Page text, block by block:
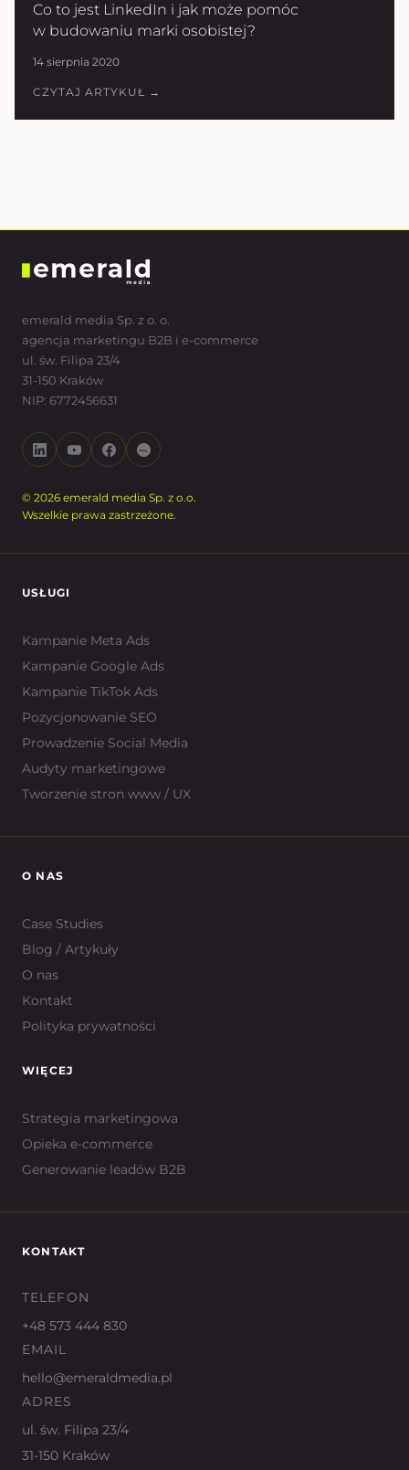
Co to jest LinkedIn i jak może pomóc
w budowaniu marki osobistej?
14 sierpnia 2020
CZYTAJ ARTYKUŁ →
emerald media Sp. z o. o.
agencja marketingu B2B i e-commerce
ul. św. Filipa 23/4
31-150 Kraków
NIP: 6772456631
© 2026 emerald media Sp. z o.o.
Wszelkie prawa zastrzeżone.
USŁUGI
Kampanie Meta Ads
Kampanie Google Ads
Kampanie TikTok Ads
Pozycjonowanie SEO
Prowadzenie Social Media
Audyty marketingowe
Tworzenie stron www / UX
O NAS
Case Studies
Blog / Artykuły
O nas
Kontakt
Polityka prywatności
WIĘCEJ
Strategia marketingowa
Opieka e-commerce
Generowanie leadów B2B
KONTAKT
TELEFON
+48 573 444 830
EMAIL
hello@emeraldmedia.pl
ADRES
ul. św. Filipa 23/4
31-150 Kraków